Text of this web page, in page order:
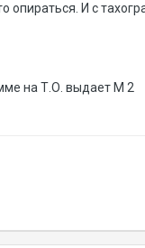
опираться. И с
на Т.О. выдает М 2